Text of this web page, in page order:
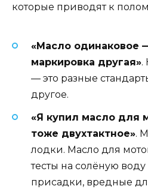
которые приводят к
«Масло одинаковое
маркировка другая».
— это разные
другое.
«Я купил масло для
тоже двухтактное».
лодки. Масло для
тесты на солёную
присадки, вредные